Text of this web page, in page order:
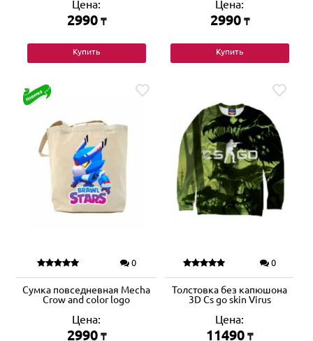
Цена:
2990 ₸
Купить
Цена:
2990 ₸
Купить
0
Сумка повседневная Mecha
Crow and color logo
Цена:
2990 ₸
0
Толстовка без капюшона
3D Cs go skin Virus
Цена:
11490 ₸